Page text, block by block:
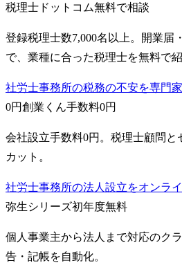
税理士ドットコム無料で相談
登録税理士数7,000名以上。開業届
で、業種に合った税理士を無料で紹
社労士事務所の税務の不安を専門
0円創業くん手数料0円
会社設立手数料0円。税理士顧問と
カット。
社労士事務所の法人設立をオンラ
弥生シリーズ初年度無料
個人事業主から法人まで対応のク
告・記帳を自動化。